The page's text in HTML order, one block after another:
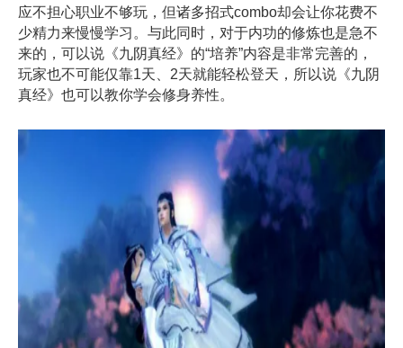
应不担心职业不够玩，但诸多招式combo却会让你花费不
少精力来慢慢学习。与此同时，对于内功的修炼也是急不
来的，可以说《九阴真经》的“培养”内容是非常完善的，
玩家也不可能仅靠1天、2天就能轻松登天，所以说《九阴
真经》也可以教你学会修身养性。